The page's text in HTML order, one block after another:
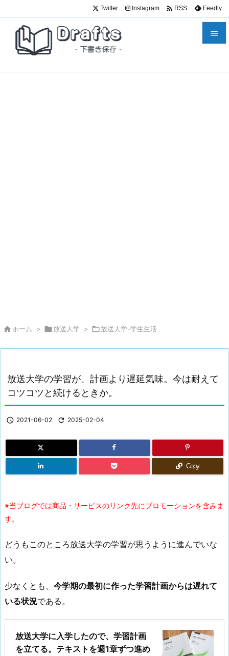

Twitter Instagram  RSS Feedly
 ホーム > 放送大学 > 放送大学-学生生活
放送大学の学習が、計画より遅延気味。今は耐えて
コツコツと続けるときか。
 2021-06-02  2025-02-04
Copy
※当ブログでは商品・サービスのリンク先にプロモーションを含みま
す。
どうもこのところ放送大学の学習が思うように進んでいな
い。
少なくとも、 今学期の最初に作った学習計画からは遅れて
いる状況である。
放送大学に入学したので、学習計画
を立てる。テキストを週1章ずつ進め